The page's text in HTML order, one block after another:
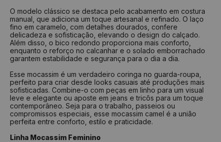
38
25,8 cm
8,4 cm
39
26,5 cm
8,6 cm
40
27,2 cm 8,8 cm
Centralize seu pé em uma folha de papel
Faça um risco a partir do seu calcanhar
Repita o risco na frente do dedão
Repita a medida na largura do pé
Tire a medida do comprimento das linhas
Verifique na tabela qual a numeração indicada
O modelo clássico se destaca pelo acabamento em costura
manual, que adiciona um toque artesanal e refinado. O laço
fino em caramelo, com detalhes dourados, confere
delicadeza e sofisticação, elevando o design do calçado.
Além disso, o bico redondo proporciona mais conforto,
enquanto o reforço no calcanhar e o solado emborrachado
garantem estabilidade e segurança para o dia a dia.
Esse mocassim é um verdadeiro coringa no guarda-roupa,
perfeito para criar desde looks casuais até produções mais
sofisticadas. Combine-o com peças em linho para um visual
leve e elegante ou aposte em jeans e tricôs para um toque
contemporâneo. Seja para o trabalho, passeios ou
compromissos especiais, esse mocassim camel é a união
perfeita entre conforto, estilo e praticidade.
Linha Mocassim Feminino